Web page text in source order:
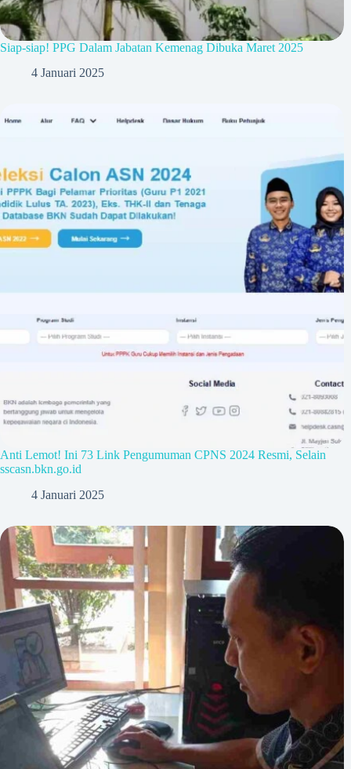
Siap-siap! PPG Dalam Jabatan Kemenag Dibuka Maret 2025
4 Januari 2025
Anti Lemot! Ini 73 Link Pengumuman CPNS 2024 Resmi, Selain
sscasn.bkn.go.id
4 Januari 2025